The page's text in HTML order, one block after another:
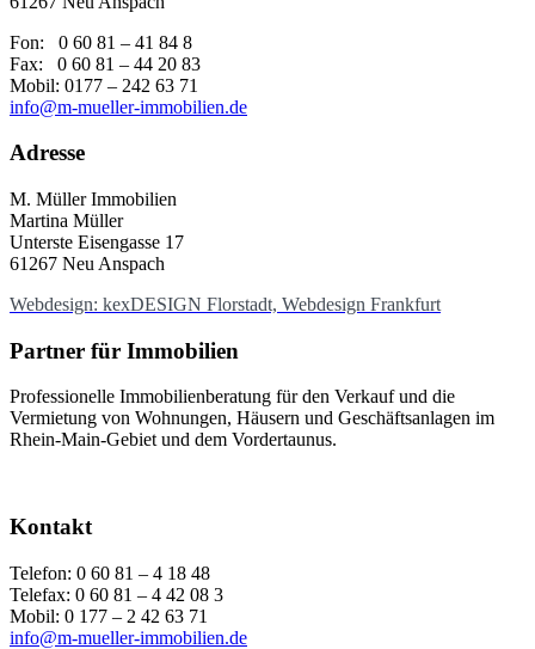
Fon: 0 60 81 – 41 84 8
Fax: 0 60 81 – 44 20 83
Mobil: 0177 – 242 63 71
info@m-mueller-immobilien.de
Adresse
M. Müller Immobilien
Martina Müller
Unterste Eisengasse 17
61267 Neu Anspach
Webdesign: kexDESIGN Florstadt, Webdesign Frankfurt
Partner für Immobilien
Professionelle Immobilienberatung für den Verkauf und die
Vermietung von Wohnungen, Häusern und Geschäftsanlagen im
Rhein-Main-Gebiet und dem Vordertaunus.
Kontakt
Telefon: 0 60 81 – 4 18 48
Telefax: 0 60 81 – 4 42 08 3
Mobil: 0 177 – 2 42 63 71
info@m-mueller-immobilien.de